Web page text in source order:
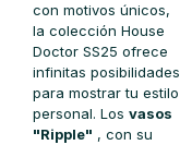
con motivos únicos,
la colección House
Doctor SS25 ofrece
infinitas posibilidades
para mostrar tu estilo
personal. Los vasos
"Ripple" , con su